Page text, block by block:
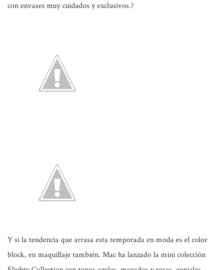
con envases muy cuidados y exclusivos.?
Y si la tendencia que arrasa esta temporada en moda es el color
block, en maquillaje también. Mac ha lanzado la mini colección